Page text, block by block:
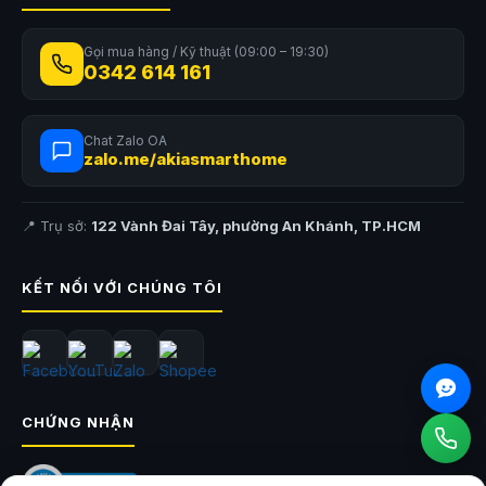
Gọi mua hàng / Kỹ thuật (09:00 – 19:30)
0342 614 161
Chat Zalo OA
zalo.me/akiasmarthome
📍 Trụ sở: 122 Vành Đai Tây, phường An Khánh, TP.HCM
KẾT NỐI VỚI CHÚNG TÔI
CHỨNG NHẬN